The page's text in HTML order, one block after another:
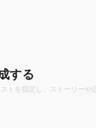
する
トを指定し、ストーリーや